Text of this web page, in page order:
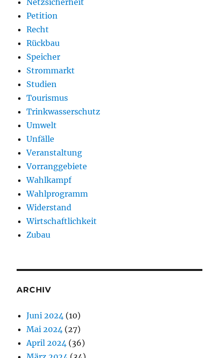
Petition
Recht
Rückbau
Speicher
Strommarkt
Studien
Tourismus
Trinkwasserschutz
Umwelt
Unfälle
Veranstaltung
Vorranggebiete
Wahlkampf
Wahlprogramm
Widerstand
Wirtschaftlichkeit
Zubau
ARCHIV
Juni 2024 (10)
Mai 2024 (27)
April 2024 (36)